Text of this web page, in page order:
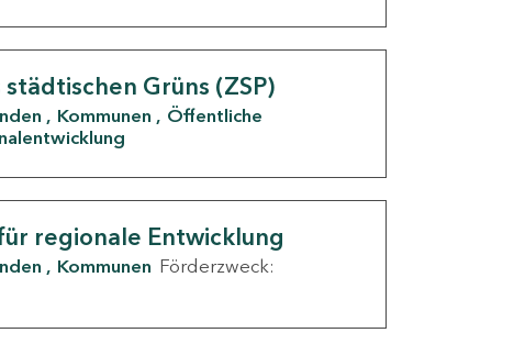
Grüns (ZSP)
Kommunen
Öffentliche
regionale Entwicklung
Kommunen Förderzweck: